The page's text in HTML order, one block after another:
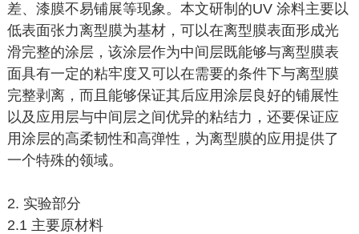
差、漆膜不易铺展等现象。本文研制的UV 涂料主要以
低表面张力离型膜为基材，可以在离型膜表面形成光
滑完整的涂层，该涂层作为中间层既能够与离型膜表
面具有一定的粘牢度又可以在需要的条件下与离型膜
完整剥离，而且能够保证其后应用涂层良好的铺展性
以及应用层与中间层之间优异的粘结力，还要保证应
用涂层的高柔韧性和高弹性，为离型膜的应用提供了
一个特殊的领域。
2. 实验部分
2.1 主要原材料